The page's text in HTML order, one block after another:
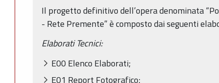
Il progetto definitivo dell’opera denominata
- Rete Premente” è composto dai seguenti
Elaborati Tecnici:
E00 Elenco Elaborati;
E01 Report Fotografico;